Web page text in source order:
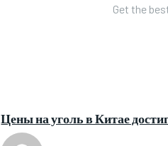
Get the
Цены на уголь в Китае